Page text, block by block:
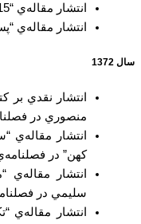
انتشار مقاله‌ي “15 ويلن مشهور دنيا” در فصلنامه‌ي هنر.
انتشار مقاله‌ي
سال 1372
انتشار نقدي بر
منصوري در
انتشار مقاله‌ي
كهن” در
انتشار مقاله‌ي
سليمي در
انتشار مقاله‌ي